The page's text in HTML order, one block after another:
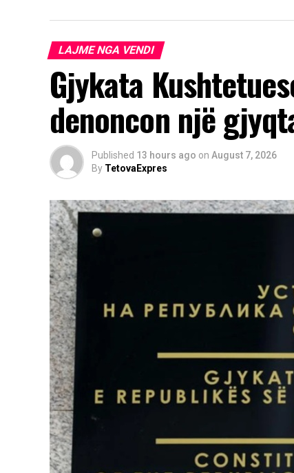
LAJME NGA VENDI
Gjykata
denoncon një
Published 13 hours ago on August 7, 2026
By TetovaExpres